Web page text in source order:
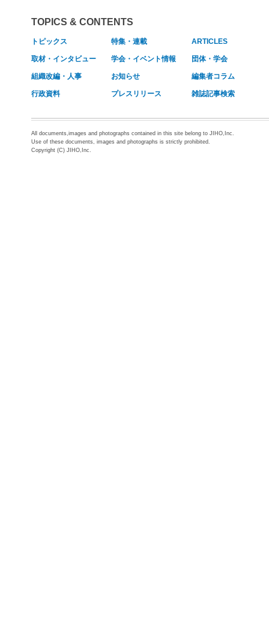
TOPICS & CONTENTS
トピックス 特集・連載 ARTICLES
取材・インタビュー 学会・イベント情報 団体・学会
組織改編・人事 お知らせ 編集者コラム
行政資料 プレスリリース 雑誌記事検索
All documents,images and photographs contained in this site belong to JIHO,Inc.
Use of these documents, images and photographs is strictly prohibited.
Copyright (C) JIHO,Inc.